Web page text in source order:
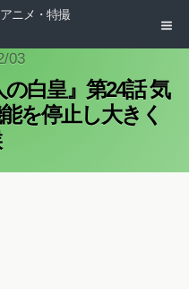
ニメ・特撮
03
の白皇』第24話 気
を停止し大きく